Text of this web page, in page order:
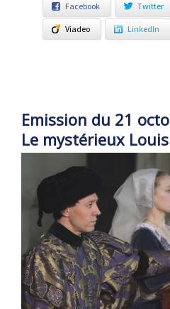
Facebook Twitter
Viadeo LinkedIn
Emission du 21
Le mystérieux Louis